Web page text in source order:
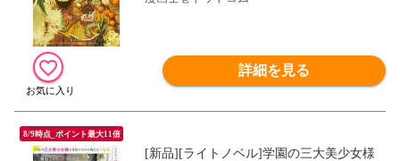
詳細を見る
8/9時点_ポイント最大11倍
[新品][ライトノベル]学園の三大美少女様